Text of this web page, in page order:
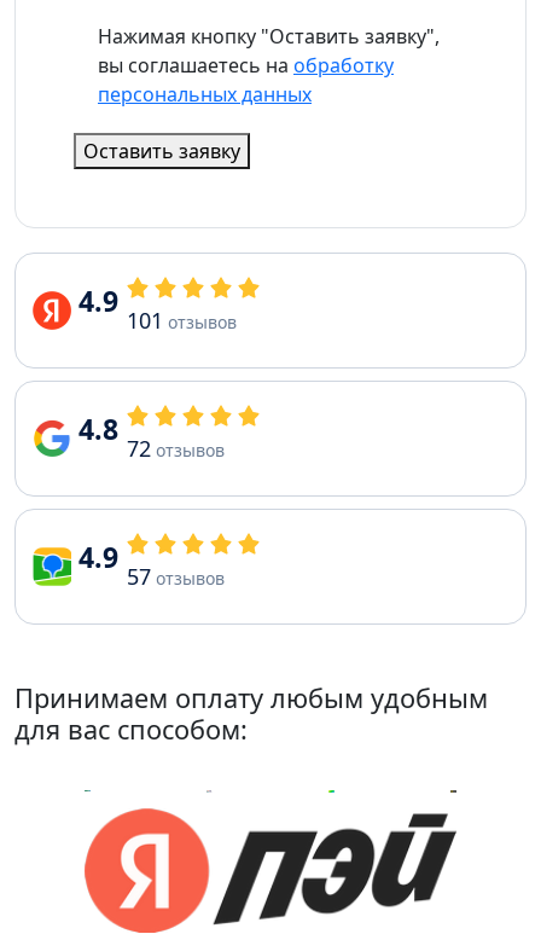
Нажимая кнопку "Оставить заявку",
вы соглашаетесь на обработку
персональных данных
Оставить заявку
4.9 101 отзывов
4.8 72 отзывов
4.9 57 отзывов
Принимаем оплату любым удобным
для вас способом: